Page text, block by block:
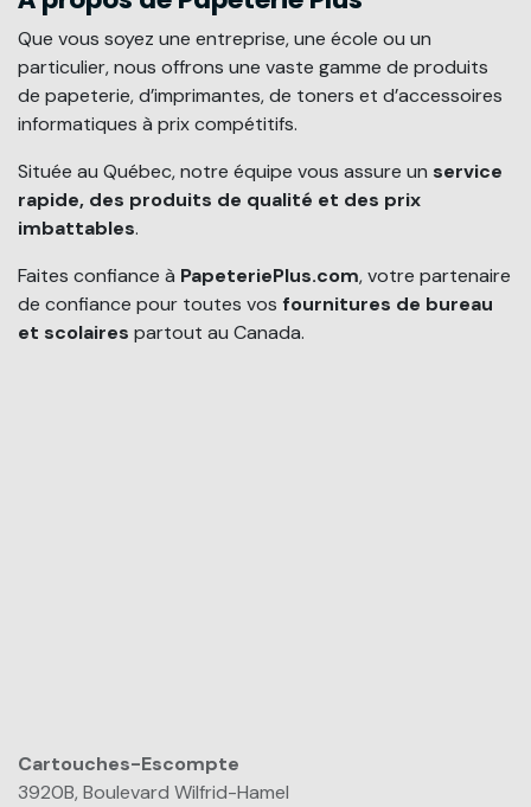
Que vous soyez une entreprise, une école ou un
particulier, nous offrons une vaste gamme de produits
de papeterie, d’imprimantes, de toners et d’accessoires
informatiques à prix compétitifs.
Située au Québec, notre équipe vous assure un service
rapide, des produits de qualité et des prix
imbattables.
Faites confiance à PapeteriePlus.com, votre partenaire
de confiance pour toutes vos fournitures de bureau
et scolaires partout au Canada.
Cartouches-Escompte
3920B, Boulevard Wilfrid-Hamel